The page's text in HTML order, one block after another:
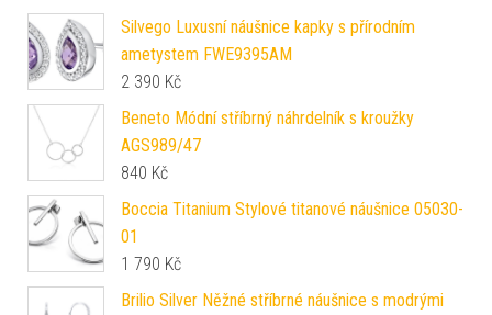
Silvego Luxusní náušnice kapky s přírodním
ametystem FWE9395AM
2 390 Kč
Beneto Módní stříbrný náhrdelník s kroužky
AGS989/47
840 Kč
Boccia Titanium Stylové titanové náušnice 05030-
01
1 790 Kč
Brilio Silver Něžné stříbrné náušnice s modrými